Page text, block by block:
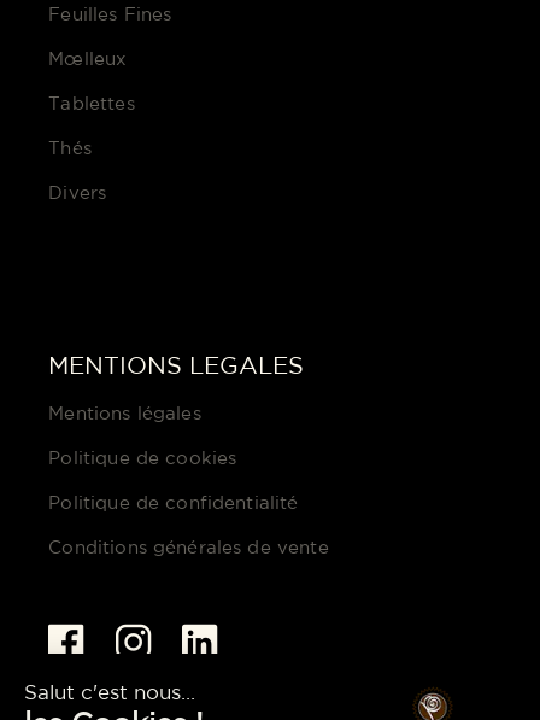
Feuilles Fines
Mœlleux
Tablettes
Thés
Divers
MENTIONS LEGALES
Mentions légales
Politique de cookies
Politique de confidentialité
Conditions générales de vente
pascoet@pascoet.com